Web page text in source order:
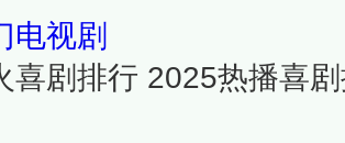
电视剧
喜剧排行 2025热播喜